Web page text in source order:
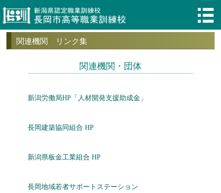
関連機関 リンク集
関連機関・団体
新潟労働局HP「人材開発支援助成金」
長岡建築協同組合 HP
新潟県板金工業組合 HP
長岡地域若者サポートステーション